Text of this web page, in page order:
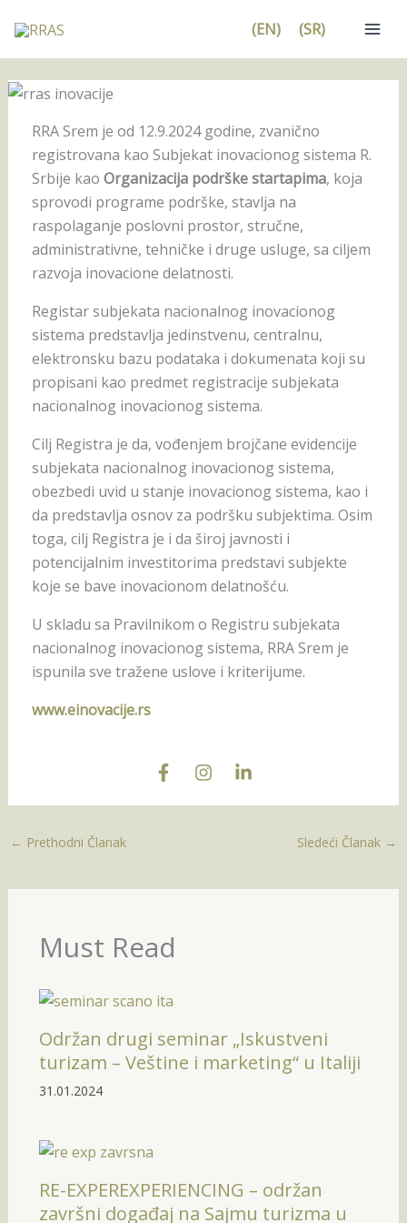
na
sadržaj
(EN) (SR)
RRA Srem je od 12.9.2024 godine, zvanično
registrovana kao Subjekat inovacionog sistema R.
Srbije kao Organizacija podrške startapima, koja
sprovodi programe podrške, stavlja na
raspolaganje poslovni prostor, stručne,
administrativne, tehničke i druge usluge, sa ciljem
razvoja inovacione delatnosti.
Registar subjekata nacionalnog inovacionog
sistema predstavlja jedinstvenu, centralnu,
elektronsku bazu podataka i dokumenata koji su
propisani kao predmet registracije subjekata
nacionalnog inovacionog sistema.
Cilj Registra je da, vođenjem brojčane evidencije
subjekata nacionalnog inovacionog sistema,
obezbedi uvid u stanje inovacionog sistema, kao i
da predstavlja osnov za podršku subjektima. Osim
toga, cilj Registra je i da široj javnosti i
potencijalnim investitorima predstavi subjekte
koje se bave inovacionom delatnošću.
U skladu sa Pravilnikom o Registru subjekata
nacionalnog inovacionog sistema, RRA Srem je
ispunila sve tražene uslove i kriterijume.
www.einovacije.rs
← Prethodni Članak Sledeći Članak →
Must Read
Održan drugi seminar „Iskustveni
turizam – Veštine i marketing“ u Italiji
31.01.2024
RE-EXPEREXPERIENCING – održan
završni događaj na Sajmu turizma u